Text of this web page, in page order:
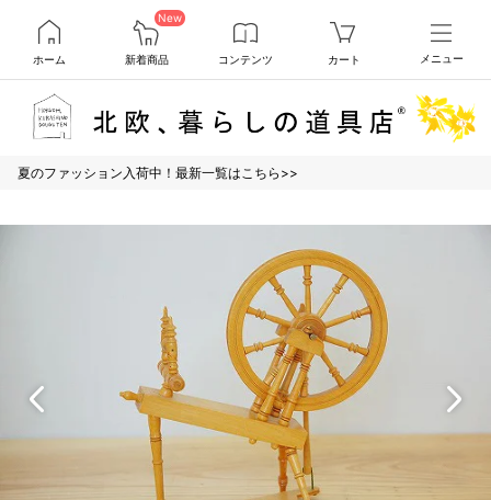
ホーム
New
新着商品 コンテンツ カート メニュー
夏のファッション入荷中！最新一覧はこちら>>